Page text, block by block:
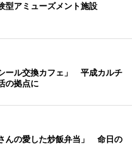
型アミューズメント施設
ール交換カフェ」 平成カルチ
の拠点に
んの愛した炒飯弁当」 命日の